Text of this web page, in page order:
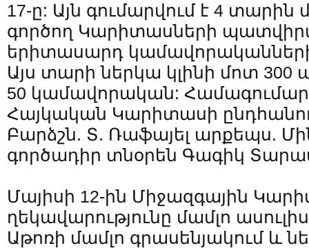
17-ը: Այն գումարվում է 4 տարին
գործող Կարիտասների
երիտասարդ
Այս տարի ներկա կլինի մոտ
50 կամավորական:
Հայկական Կարիտասի
Բարձշն. Տ. Ռաֆայել արքեպս.
գործադիր տնօրեն Գագիկ
Մայիսի 12-ին Միջազգային
ղեկավարությունը մամլո
Աթոռի մամլո գրասենյակում և